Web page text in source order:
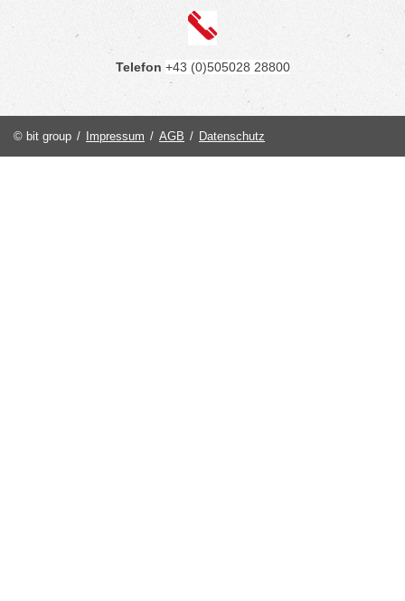
Telefon +43 (0)505028 28800
© bit group / Impressum / AGB / Datenschutz